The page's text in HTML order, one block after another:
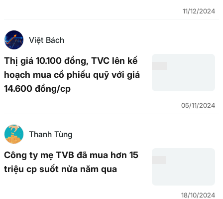
11/12/2024
Việt Bách
Thị giá 10.100 đồng, TVC lên kế
hoạch mua cổ phiếu quỹ với giá
14.600 đồng/cp
05/11/2024
Thanh Tùng
Công ty mẹ TVB đã mua hơn 15
triệu cp suốt nửa năm qua
18/10/2024